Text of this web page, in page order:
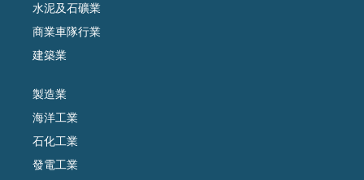
水泥及石礦業
商業車隊行業
建築業
製造業
海洋工業
石化工業
發電工業